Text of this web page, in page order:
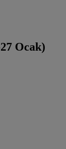
Ocak)